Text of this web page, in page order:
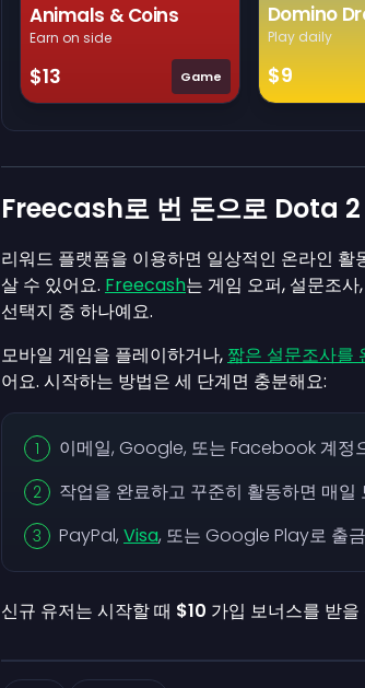
Animals & Coins
Earn on side
$13 Game
Domino
Play daily
$9
Freecash로 번 돈으로 Dota 2
리워드 플랫폼을 이용하면 일상적인 온라인
살 수 있어요. Freecash는 게임 오퍼, 설문조
선택지 중 하나예요.
모바일 게임을 플레이하거나, 짧은 설문조사를
어요. 시작하는 방법은 세 단계면 충분해요:
이메일, Google, 또는 Facebook 계정
작업을 완료하고 꾸준히 활동하면 매일
PayPal, Visa, 또는 Google Play로 출
신규 유저는 시작할 때 $10 가입 보너스를 받을